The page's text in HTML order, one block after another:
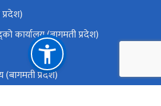
कार्यालय (बागमती प्रदेश)
(बागमती प्रदेश)